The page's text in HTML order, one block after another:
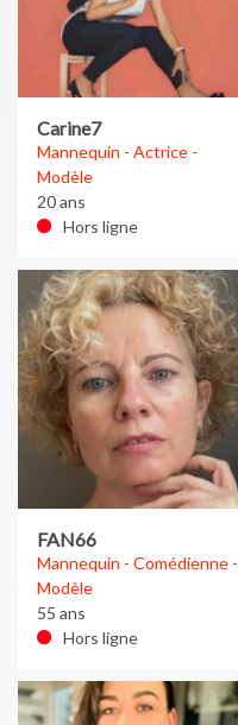
Carine7
Mannequin - Actrice -
Modèle
20 ans
Hors ligne
FAN66
Mannequin - Comédienne -
Modèle
55 ans
Hors ligne